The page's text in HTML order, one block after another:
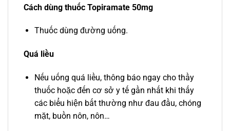
Cách dùng thuốc Topiramate 50mg
Thuốc dùng đường uống.
Quá liều
Nếu uống quá liều, thông báo ngay cho thầy
thuốc hoặc đến cơ sở y tế gần nhất khi thấy
các biểu hiện bất thường như đau đầu, chóng
mặt, buồn nôn, nôn…